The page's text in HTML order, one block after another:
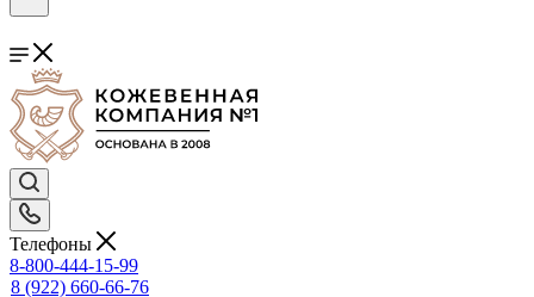
Телефоны
8-800-444-15-99
8 (922) 660-66-76